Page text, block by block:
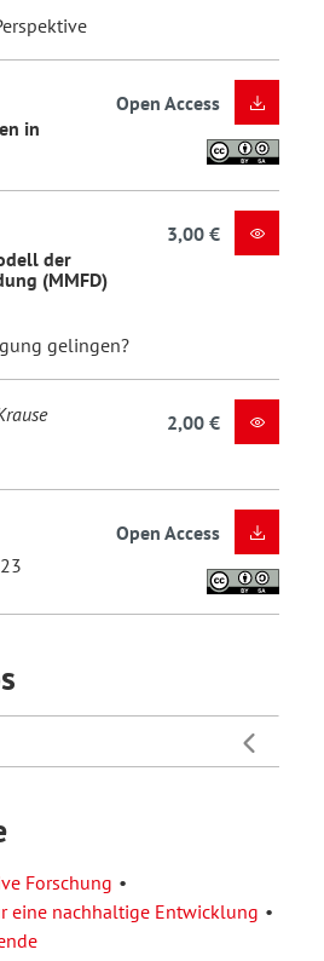
in
Open Access
der
(MMFD)
gelingen?
3,00 €
2,00 €
Open Access
Forschung
eine nachhaltige Entwicklung